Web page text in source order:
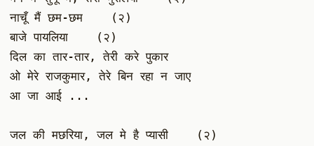
नाचूँ मैं छम-छम    (२)
बाजे पायलिया    (२)
दिल का तार-तार, तेरी करे पुकार
ओ मेरे राजकुमार, तेरे बिन रहा न जाए
आ जा आई ...
जल की मछरिया, जल मे है प्यासी    (२)